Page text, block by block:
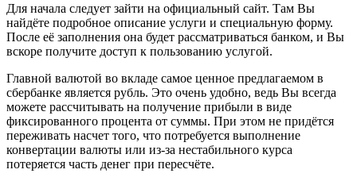
Для начала следует зайти на официальный сайт. Там Вы
найдёте подробное описание услуги и специальную форму.
После её заполнения она будет рассматриваться банком, и Вы
вскоре получите доступ к пользованию услугой.
Главной валютой во вкладе самое ценное предлагаемом в
сбербанке является рубль. Это очень удобно, ведь Вы всегда
можете рассчитывать на получение прибыли в виде
фиксированного процента от суммы. При этом не придётся
переживать насчет того, что потребуется выполнение
конвертации валюты или из-за нестабильного курса
потеряется часть денег при пересчёте.